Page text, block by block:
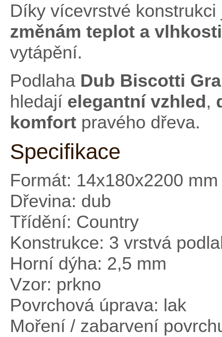
Díky vícevrstvé
změnám teplot a vlhkosti
vytápění.
Podlaha Dub Biscotti
hledají elegantní vzhled,
komfort pravého dřeva.
Specifikace
Formát: 14x180x2200 mm
Dřevina: dub
Třídění: Country
Konstrukce: 3 vrstvá
Horní dýha: 2,5 mm
Vzor: prkno
Povrchová úprava: lak
Moření / zabarvení